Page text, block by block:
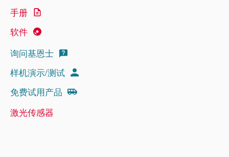
手册
软件
询问基恩士
样机演示/测试
免费试用产品
激光传感器